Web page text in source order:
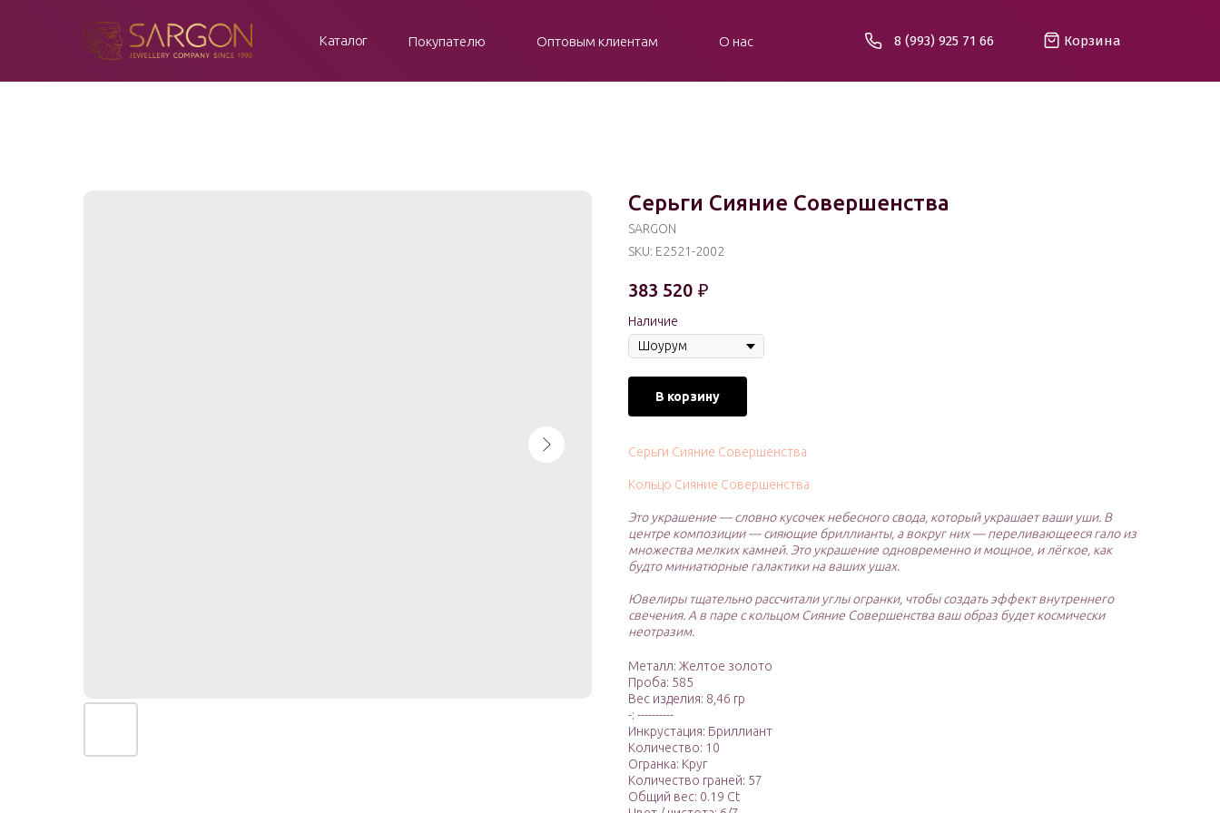
8 (993) 925 71 66 Корзина
О нас
Покупателю Оптовым клиентам
Каталог
Серьги Сияние Совершенства
SARGON
SKU: E2521-2002
383 520 ₽
Наличие
В корзину
Серьги Сияние Совершенства
Кольцо Сияние Совершенства
Это украшение — словно кусочек небесного свода, который украшает ваши уши. В
центре композиции — сияющие бриллианты, а вокруг них — переливающееся гало из
множества мелких камней. Это украшение одновременно и мощное, и лёгкое, как
будто миниатюрные галактики на ваших ушах.
Ювелиры тщательно рассчитали углы огранки, чтобы создать эффект внутреннего
свечения. А в паре с кольцом Сияние Совершенства ваш образ будет космически
неотразим.
Металл: Желтое золото
Проба: 585
Вес изделия: 8,46 гр
-: ----------
Инкрустация: Бриллиант
Количество: 10
Огранка: Круг
Количество граней: 57
Общий вес: 0.19 Ct